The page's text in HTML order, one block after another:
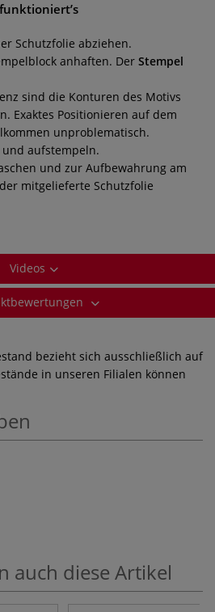
Schutzfolie abziehen.
anhaften. Der Stempel
sind die Konturen des Motivs
Exaktes Positionieren auf dem
unproblematisch.
aufstempeln.
und zur Aufbewahrung am
mitgelieferte Schutzfolie
Videos
bezieht sich ausschließlich auf
in unseren Filialen können
auch diese Artikel